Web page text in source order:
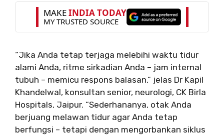
“Jika Anda tetap terjaga melebihi waktu tidur
alami Anda, ritme sirkadian Anda – jam internal
tubuh – memicu respons balasan,” jelas Dr Kapil
Khandelwal, konsultan senior, neurologi, CK Birla
Hospitals, Jaipur. “Sederhananya, otak Anda
berjuang melawan tidur agar Anda tetap
berfungsi – tetapi dengan mengorbankan siklus